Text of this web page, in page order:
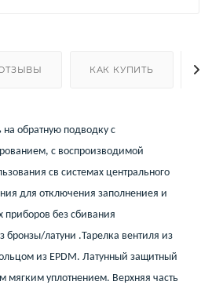
КАК КУПИТЬ
на обратную подводку с
с воспроизводимой
св системах центрального
для отключения заполнениея и
приборов без сбивания
бронзы/латуни .Тарелка вентиля из
из EPDM. Латунный защитный
мягким уплотнением. Верхняя часть